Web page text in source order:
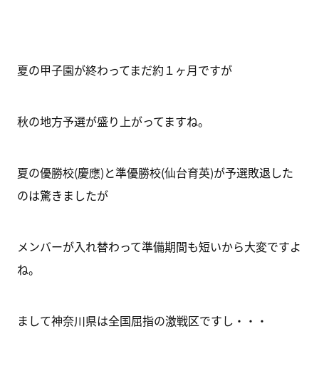
夏の甲子園が終わってまだ約１ヶ月ですが
秋の地方予選が盛り上がってますね。
夏の優勝校(慶應)と準優勝校(仙台育英)が予選敗退した
のは驚きましたが
メンバーが入れ替わって準備期間も短いから大変ですよ
ね。
まして神奈川県は全国屈指の激戦区ですし・・・